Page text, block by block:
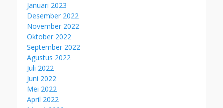
Januari 2023
Desember 2022
November 2022
Oktober 2022
September 2022
Agustus 2022
Juli 2022
Juni 2022
Mei 2022
April 2022